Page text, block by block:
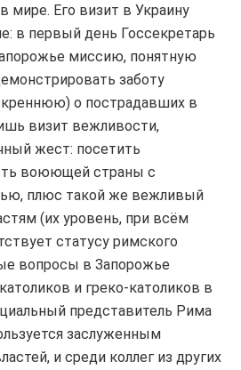
мире. Его визит в Украину
в первый день Госсекретарь
миссию, понятную
заботу
о пострадавших в
визит вежливости,
жест: посетить
воюющей страны с
плюс такой же вежливый
(их уровень, при всём
статусу римского
вопросы в Запорожье
и греко-католиков в
представитель Рима
заслуженным
и среди коллег из других